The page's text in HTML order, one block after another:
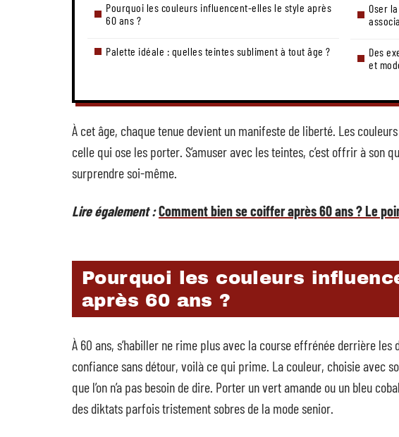
Pourquoi les couleurs influencent-elles le style après
60 ans ?
Palette idéale : quelles teintes subliment à tout âge ?
Oser
Des
et
À cet âge, chaque tenue devient un manifeste de liberté. Les
celle qui ose les porter. S’amuser avec les teintes, c’est offrir à son
surprendre soi-même.
Lire également :Comment bien se coiffer après 60 ans ? Le
Pourquoi les couleurs
après 60 ans ?
À 60 ans, s’habiller ne rime plus avec la course effrénée derrière les
confiance sans détour, voilà ce qui prime. La couleur, choisie avec
que l’on n’a pas besoin de dire. Porter un vert amande ou un bleu
des diktats parfois tristement sobres de la mode senior.